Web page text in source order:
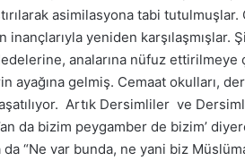
asimilasyona tabi
inançlarıyla yeniden
analarına nüfuz
gelmiş. Cemaat okulları,
Artık Dersimliler ve
da bizim peygamber de bizim’
da “Ne var bunda, ne yani biz